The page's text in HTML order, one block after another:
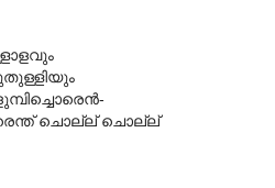
ചൊല്ല് ചൊല്ല്